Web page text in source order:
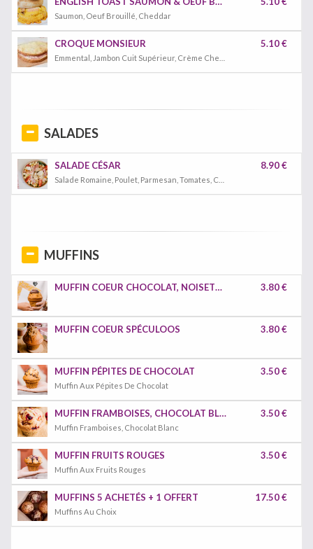
Saumon, Oeuf Brouillé, Cheddar
CROQUE MONSIEUR 5.10 €
SALADES
SALADE CÉSAR 8.90 €
MUFFINS
MUFFIN COEUR CHOCOLAT, NOISETTE & NUTELLA 3.80 €
MUFFIN COEUR SPÉCULOOS 3.80 €
MUFFIN PÉPITES DE CHOCOLAT
Muffin Aux Pépites De Chocolat
3.50 €
MUFFIN FRAMBOISES, CHOCOLAT BLANC
Muffin Framboises, Chocolat Blanc
3.50 €
MUFFIN FRUITS ROUGES
Muffin Aux Fruits Rouges
3.50 €
MUFFINS 5 ACHETÉS + 1 OFFERT
Muffins Au Choix
17.50 €